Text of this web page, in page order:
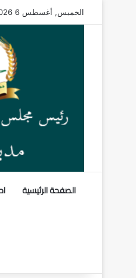
الخميس, أغسطس 6 2026
الصفحة الرئيسية